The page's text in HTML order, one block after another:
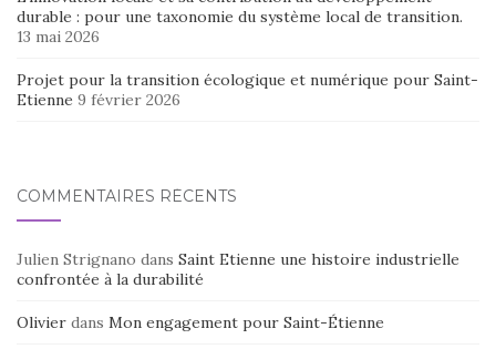
durable : pour une taxonomie du système local de transition.
13 mai 2026
Projet pour la transition écologique et numérique pour Saint-
Etienne 9 février 2026
COMMENTAIRES RÉCENTS
Julien Strignano dans Saint Etienne une histoire industrielle
confrontée à la durabilité
Olivier dans Mon engagement pour Saint-Étienne